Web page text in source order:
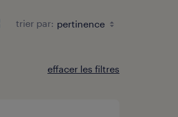
trier par:
effacer les filtres